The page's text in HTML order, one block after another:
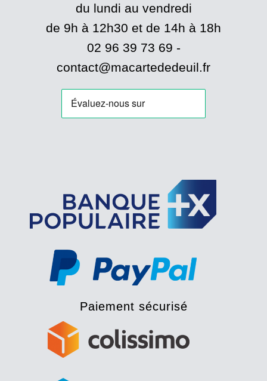
du lundi au vendredi
de 9h à 12h30 et de 14h à 18h
02 96 39 73 69 -
contact@macartededeuil.fr
Paiement sécurisé